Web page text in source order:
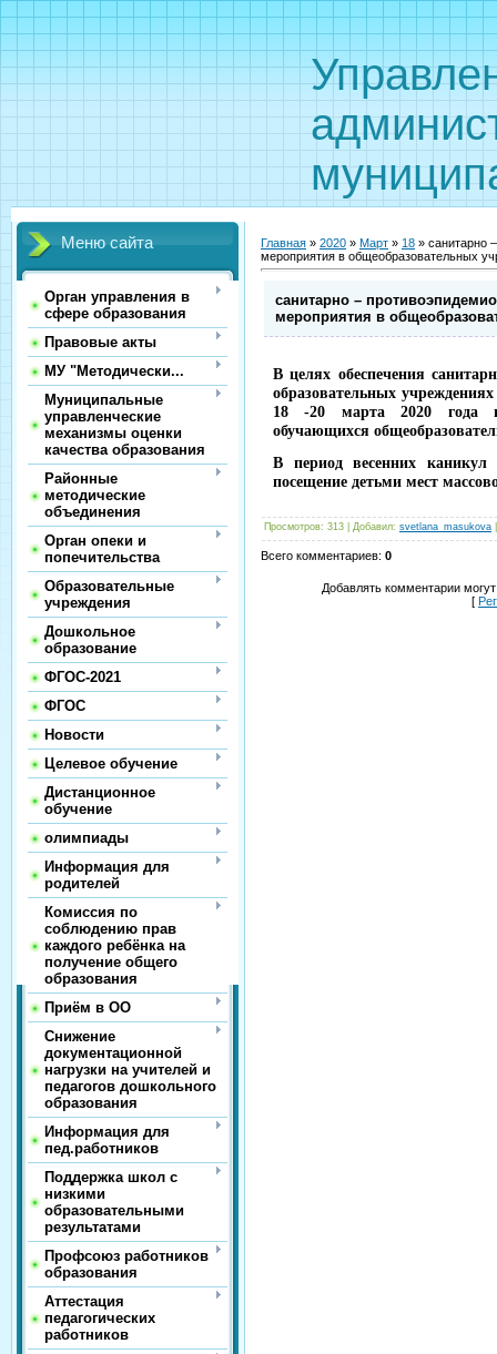
Меню сайта
Орган управления в
сфере образования
Правовые акты
МУ "Методически...
Муниципальные
управленческие
механизмы оценки
качества образования
Районные
методические
объединения
Орган опеки и
попечительства
Образовательные
учреждения
Дошкольное
образование
ФГОС-2021
ФГОС
Новости
Целевое обучение
Дистанционное
обучение
олимпиады
Информация для
родителей
Комиссия по
соблюдению прав
каждого ребёнка на
получение общего
образования
Приём в ОО
Снижение
документационной
нагрузки на учителей и
педагогов дошкольного
образования
Информация для
пед.работников
Поддержка школ с
низкими
образовательными
результатами
Профсоюз работников
образования
Аттестация
педагогических
работников
Главная » 2020 » Март » 18 » санитарно
мероприятия в общеобразовательных
санитарно –
мероприятия в
В целях обеспечения
образовательных
18 -20 марта 2020 года
обучающихся
В период весенних
посещение детьми мест
Просмотров: 313 Добавил: svetlana_masukova
Всего комментариев: 0
Добавлять комментарии
[